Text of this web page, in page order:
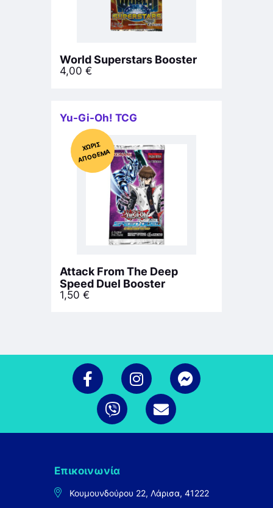
World Superstars Booster
4,00 €
Yu-Gi-Oh! TCG
Χ
ΩΡΊΣ
Α
Π
Ό
ΘΕ
ΜΑ
Attack From The Deep
Speed Duel Booster
1,50 €
Επικοινωνία
Κουμουνδούρου 22, Λάρισα, 41222